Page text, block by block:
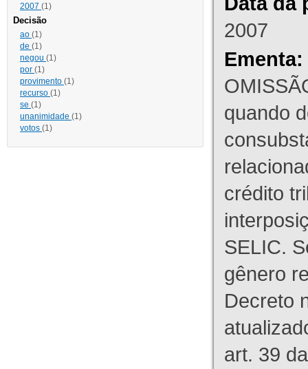
2007 (1)
Decisão
ao (1)
de (1)
negou (1)
por (1)
provimento (1)
recurso (1)
se (1)
unanimidade (1)
votos (1)
2007
Ementa:
quando
crédito
SELIC.
gênero
Decreto
art. 39